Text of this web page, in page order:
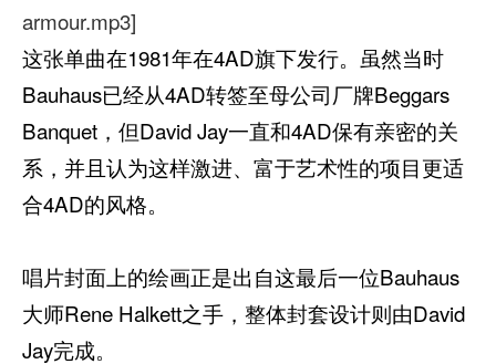
armour.mp3]
这张单曲在1981年在4AD旗下发行。虽然当时
Bauhaus已经从4AD转签至母公司厂牌Beggars
Banquet，但David Jay一直和4AD保有亲密的关
系，并且认为这样激进、富于艺术性的项目更适
合4AD的风格。
唱片封面上的绘画正是出自这最后一位Bauhaus
大师Rene Halkett之手，整体封套设计则由David
Jay完成。